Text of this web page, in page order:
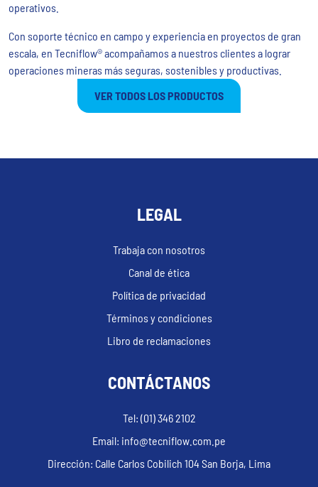
operativos.
Con soporte técnico en campo y experiencia en proyectos de gran
escala, en Tecniflow® acompañamos a nuestros clientes a lograr
operaciones mineras más seguras, sostenibles y productivas.
VER TODOS LOS PRODUCTOS
LEGAL
Trabaja con nosotros
Canal de ética
Política de privacidad
Términos y condiciones
Libro de reclamaciones
CONTÁCTANOS
Tel: (01) 346 2102
Email: info@tecniflow.com.pe
Dirección: Calle Carlos Cobilich 104 San Borja, Lima